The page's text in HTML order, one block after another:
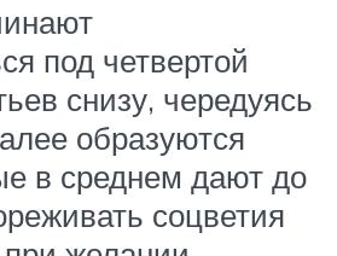
под четвертой
снизу, чередуясь
образуются
в среднем дают до
соцветия